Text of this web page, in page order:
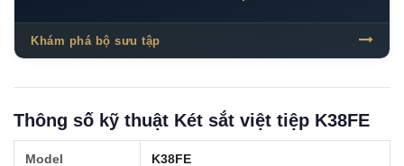
Khám phá bộ sưu tập
Thông số kỹ thuật Két sắt việt tiệp K38FE
Model K38FE